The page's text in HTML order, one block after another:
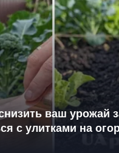
ваш урожай
с улитками на